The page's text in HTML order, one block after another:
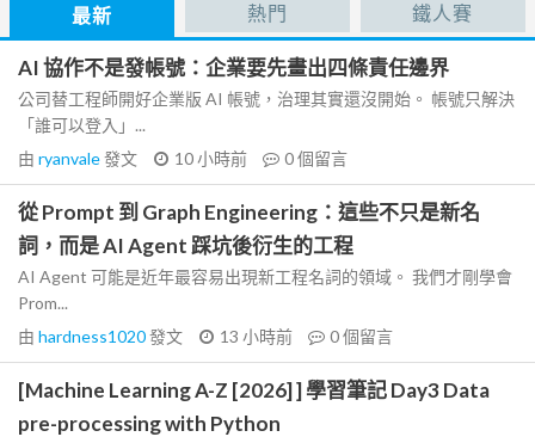
最新 熱門 鐵人賽
AI 協作不是發帳號：企業要先畫出四條責任邊界
公司替工程師開好企業版 AI 帳號，治理其實還沒開始。 帳號只解決
「誰可以登入」...
由 ryanvale發文 10 小時前 0個留言
從 Prompt 到 Graph Engineering：這些不只是新名
詞，而是 AI Agent 踩坑後衍生的工程
AI Agent 可能是近年最容易出現新工程名詞的領域。 我們才剛學會
Prom...
由 hardness1020發文 13 小時前 0個留言
[Machine Learning A-Z [2026] ] 學習筆記 Day3 Data
pre-processing with Python